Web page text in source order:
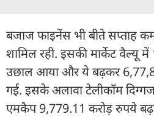
बजाज फाइनेंस भी बीते सप्ताह
शामिल रही. इसकी मार्केट वैल्यू
उछाल आया और ये बढ़कर
गई. इसके अलावा टेलीकॉम
एमकैप 9,779.11 करोड़ रुपये